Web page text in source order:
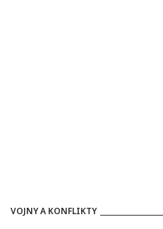
VOJNY A KONFLIKTY